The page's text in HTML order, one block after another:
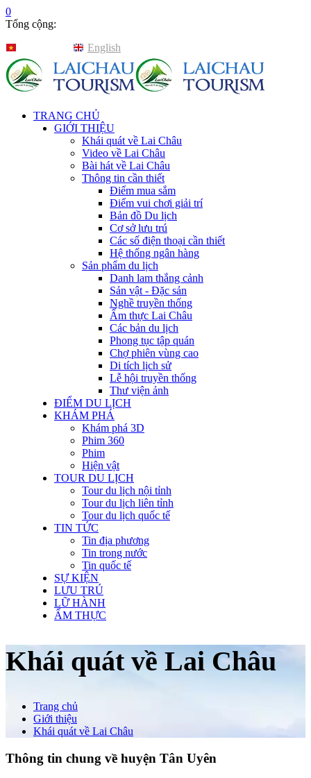
0
Tổng cộng:
English
TRANG CHỦ
GIỚI THIỆU
Khái quát về Lai Châu
Video về Lai Châu
Bài hát về Lai Châu
Thông tin cần thiết
Điểm mua sắm
Điểm vui chơi giải trí
Bản đồ Du lịch
Cơ sở lưu trú
Các số điện thoại cần thiết
Hệ thống ngân hàng
Sản phẩm du lịch
Danh lam thắng cảnh
Sản vật - Đặc sản
Nghề truyền thống
Ẩm thực Lai Châu
Các bản du lịch
Phong tục tập quán
Chợ phiên vùng cao
Di tích lịch sử
Lễ hội truyền thống
Thư viện ảnh
ĐIỂM DU LỊCH
KHÁM PHÁ
Khám phá 3D
Phim 360
Phim
Hiện vật
TOUR DU LỊCH
Tour du lịch nội tỉnh
Tour du lịch liên tỉnh
Tour du lịch quốc tế
TIN TỨC
Tin địa phương
Tin trong nước
Tin quốc tế
SỰ KIỆN
LƯU TRÚ
LỮ HÀNH
ẨM THỰC
Khái quát về Lai Châu
Trang chủ
Giới thiệu
Khái quát về Lai Châu
Thông tin chung về huyện Tân Uyên